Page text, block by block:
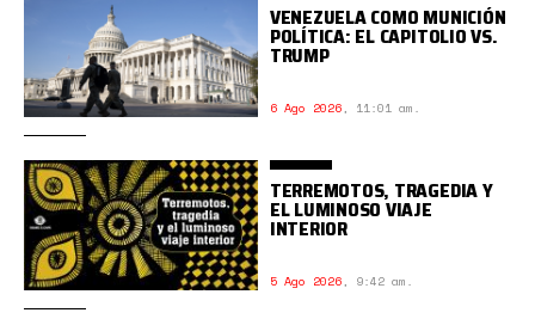
VENEZUELA COMO MUNICIÓN
POLÍTICA: EL CAPITOLIO VS.
TRUMP
6 Ago 2026, 11:01 am.
TERREMOTOS, TRAGEDIA Y
EL LUMINOSO VIAJE
INTERIOR
5 Ago 2026, 9:42 am.